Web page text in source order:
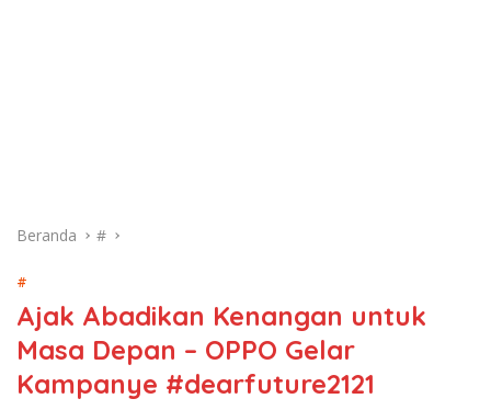
Beranda #
#
Ajak Abadikan Kenangan untuk
Masa Depan – OPPO Gelar
Kampanye #dearfuture2121